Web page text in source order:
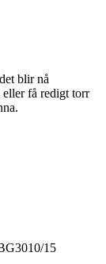
blir nå
få redigt torr
15